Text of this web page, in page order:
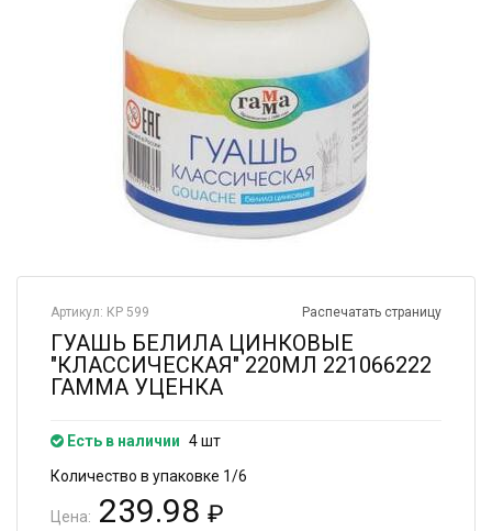
Распечатать страницу
Артикул: КР 599
ГУАШЬ БЕЛИЛА ЦИНКОВЫЕ
"КЛАССИЧЕСКАЯ" 220МЛ 221066222
ГАММА УЦЕНКА
Есть в наличии 4 шт
Количество в упаковке 1/6
Цена: 239.98 ₽